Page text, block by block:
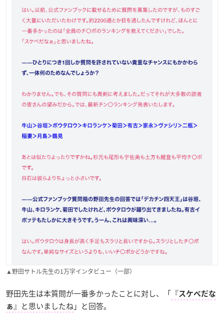
▲野田サトル先生の1万字インタビュー（一部）
野田先生は本質問が一番多かったことに対し、「 『スケベだな
ぁ』と思いましたね」と回答。